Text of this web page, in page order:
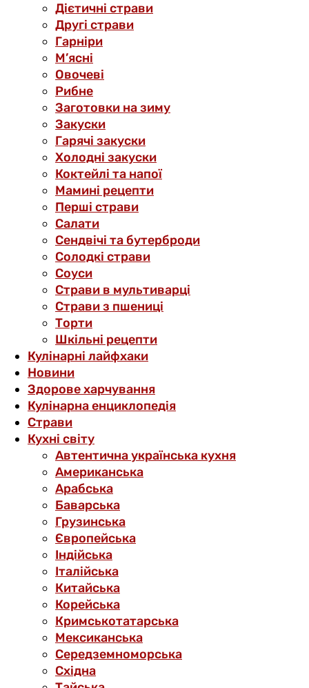
Дієтичні страви
Другі страви
Гарніри
М’ясні
Овочеві
Рибне
Заготовки на зиму
Закуски
Гарячі закуски
Холодні закуски
Коктейлі та напої
Мамині рецепти
Перші страви
Салати
Сендвічі та бутерброди
Солодкі страви
Соуси
Страви в мультиварці
Страви з пшениці
Торти
Шкільні рецепти
Кулінарні лайфхаки
Новини
Здорове харчування
Кулінарна енциклопедія
Страви
Кухні світу
Автентична українська кухня
Американська
Арабська
Баварська
Грузинська
Європейська
Індійська
Італійська
Китайська
Корейська
Кримськотатарська
Мексиканська
Середземноморська
Східна